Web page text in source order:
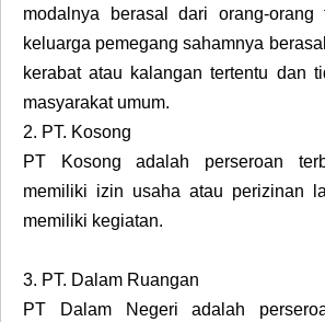
modalnya berasal dari orang-orang
keluarga pemegang sahamnya
kerabat atau kalangan tertentu dan
masyarakat umum.
2. PT. Kosong
PT Kosong adalah perseroan
memiliki izin usaha atau perizinan
memiliki kegiatan.
3. PT. Dalam Ruangan
PT Dalam Negeri adalah